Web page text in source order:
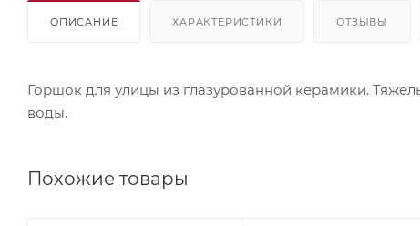
ОПИСАНИЕ ХАРАКТЕРИСТИКИ ОТЗЫВЫ
Горшок для улицы из глазурованной керамики.
воды.
Похожие товары